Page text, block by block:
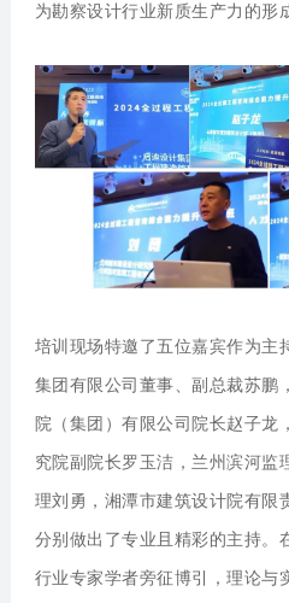
为勘察设计行业新质生产力的形
培训现场特邀了五位嘉宾作为主
集团有限公司董事、副总裁苏鹏
院（集团）有限公司院长赵子龙
究院副院长罗玉洁，兰州滨河监
理刘勇，湘潭市建筑设计院有限
分别做出了专业且精彩的主持。
行业专家学者旁征博引，理论与